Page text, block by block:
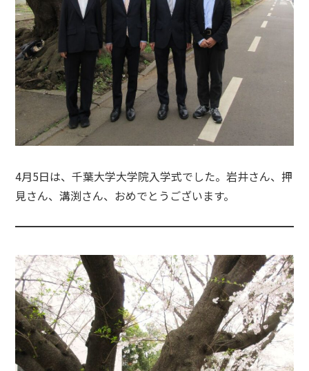
4月5日は、千葉大学大学院入学式でした。岩井さん、押
見さん、溝渕さん、おめでとうございます。